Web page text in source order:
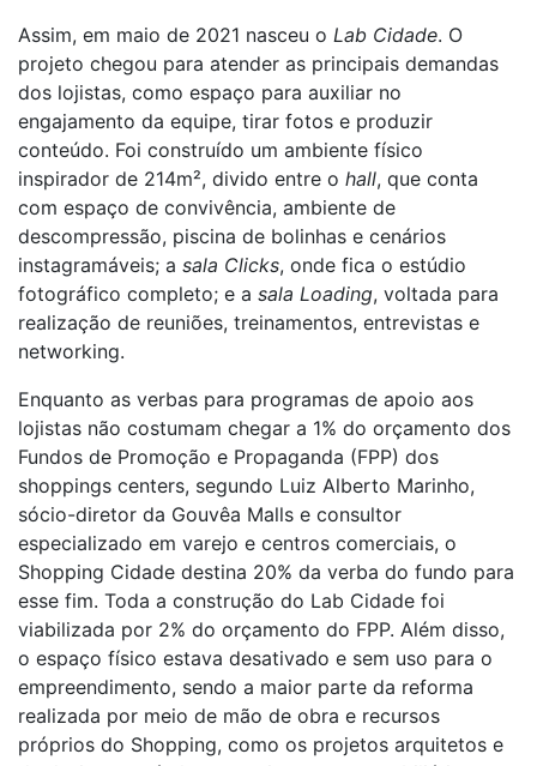
Assim, em maio de 2021 nasceu o Lab Cidade. O
projeto chegou para atender as principais demandas
dos lojistas, como espaço para auxiliar no
engajamento da equipe, tirar fotos e produzir
conteúdo. Foi construído um ambiente físico
inspirador de 214m², divido entre o hall, que conta
com espaço de convivência, ambiente de
descompressão, piscina de bolinhas e cenários
instagramáveis; a sala Clicks, onde fica o estúdio
fotográfico completo; e a sala Loading, voltada para
realização de reuniões, treinamentos, entrevistas e
networking.
Enquanto as verbas para programas de apoio aos
lojistas não costumam chegar a 1% do orçamento dos
Fundos de Promoção e Propaganda (FPP) dos
shoppings centers, segundo Luiz Alberto Marinho,
sócio-diretor da Gouvêa Malls e consultor
especializado em varejo e centros comerciais, o
Shopping Cidade destina 20% da verba do fundo para
esse fim. Toda a construção do Lab Cidade foi
viabilizada por 2% do orçamento do FPP. Além disso,
o espaço físico estava desativado e sem uso para o
empreendimento, sendo a maior parte da reforma
realizada por meio de mão de obra e recursos
próprios do Shopping, como os projetos arquitetos e